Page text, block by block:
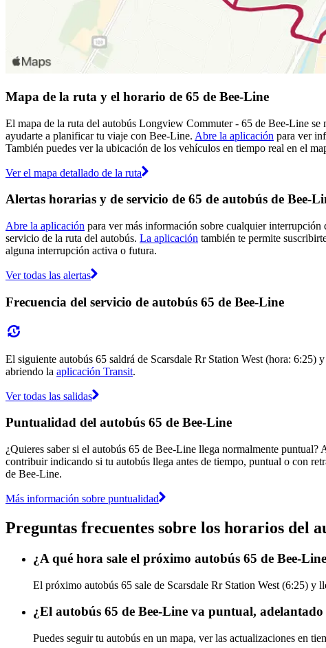
Mapa de la ruta y el horario de 65 de Bee-Line
El mapa de la ruta del autobús Longview Commuter - 65 de Bee-Line
ayudarte a planificar tu viaje con Bee-Line. Abre la aplicación para ver
También puedes ver la ubicación de los vehículos en tiempo real en el
Ver el mapa detallado de la ruta
Alertas horarias y de servicio de 65 de autobús de Bee-
Abre la aplicación para ver más información sobre cualquier interrupción
servicio de la ruta del autobús. La aplicación también te permite
alguna interrupción activa o futura.
Ver todas las alertas
Frecuencia del servicio de autobús 65 de Bee-Line
El siguiente autobús 65 saldrá de Scarsdale Rr Station West (hora: 6:25)
abriendo la aplicación Transit.
Ver todas las salidas
Puntualidad del autobús 65 de Bee-Line
¿Quieres saber si el autobús 65 de Bee-Line llega normalmente puntual?
contribuir indicando si tu autobús llega antes de tiempo, puntual o con
de Bee-Line.
Más información sobre puntualidad
Preguntas frecuentes sobre los horarios del
¿A qué hora sale el próximo autobús 65 de Bee-
El próximo autobús 65 sale de Scarsdale Rr Station West (6:25) y
¿El autobús 65 de Bee-Line va puntual,
Puedes seguir tu autobús en un mapa, ver las actualizaciones en